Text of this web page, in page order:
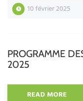
10 février 2025
PROGRAMME
2025
READ MORE